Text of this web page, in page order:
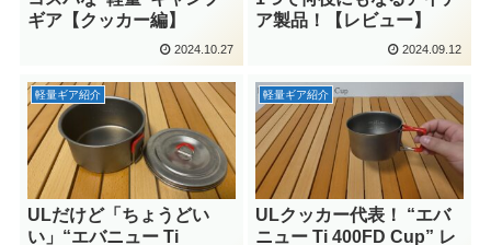
ギア【クッカー編】
2024.10.27
ア製品！【レビュー】
2024.09.12
軽量ギア紹介
ULだけど「ちょうどい
い」“エバニュー Ti
軽量ギア紹介
ULクッカー代表！ “エバ
ニュー Ti 400FD Cup” レ